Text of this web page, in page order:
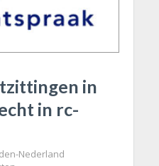
in
in rc-
Nederland